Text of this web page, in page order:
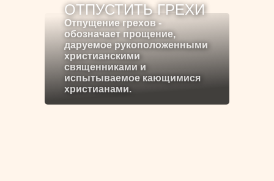
ОТПУСТИТЬ ГРЕХИ
Отпущение грехов -
обозначает прощение,
даруемое рукоположенными
христианскими
священниками и
испытываемое кающимися
христианами.